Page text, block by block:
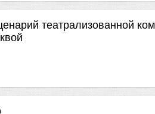
театрализованной